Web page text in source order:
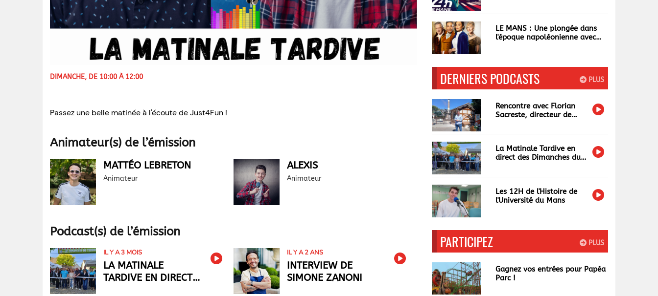
DIMANCHE, DE 10:00 À 12:00
Passez une belle matinée à l'écoute de Just4Fun !
Animateur(s) de l’émission
MATTÉO LEBRETON
Animateur
ALEXIS
Animateur
Podcast(s) de l’émission
IL Y A 3 MOIS
LA MATINALE
TARDIVE EN DIRECT
IL Y A 2 ANS
INTERVIEW DE
SIMONE ZANONI
LE MANS : Une plongée dans
l'époque napoléonienne avec
PLUS
DERNIERS PODCASTS
Rencontre avec Florian
Sacreste, directeur de
La Matinale Tardive en
direct des Dimanches du
Les 12H de l'Histoire de
l'Université du Mans
PLUS
PARTICIPEZ
Gagnez vos entrées pour Papéa
Parc !